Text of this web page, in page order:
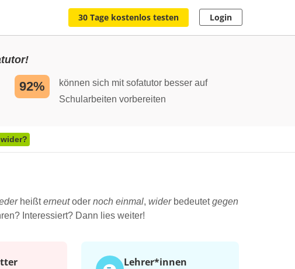
30 Tage kostenlos testen Login
92%
können sich mit sofatutor besser auf
Schularbeiten vorbereiten
heißterneutoder noch einmal, widerbedeutetgegen
Interessiert? Dann lies weiter!
Lehrer*​innen